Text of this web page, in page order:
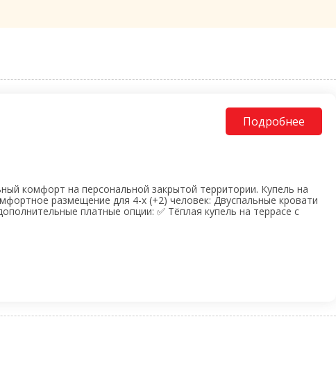
комфорт на персональной закрытой территории. Купель на
размещение для 4-х (+2) человек: Двуспальные кровати
платные опции: ✅ Тёплая купель на террасе с
Подробнее